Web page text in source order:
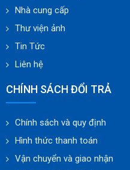
Nhà cung cấp
Thư viện ảnh
Tin Tức
Liên hệ
CHÍNH SÁCH ĐỔI TRẢ
Chính sách và quy định
Hình thức thanh toán
Vận chuyển và giao nhận